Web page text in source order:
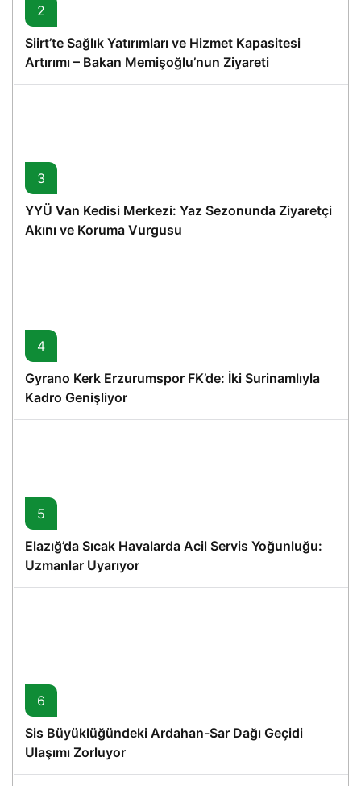
2
Siirt’te Sağlık Yatırımları ve Hizmet Kapasitesi
Artırımı – Bakan Memişoğlu’nun Ziyareti
3
YYÜ Van Kedisi Merkezi: Yaz Sezonunda Ziyaretçi
Akını ve Koruma Vurgusu
4
Gyrano Kerk Erzurumspor FK’de: İki Surinamlıyla
Kadro Genişliyor
5
Elazığ’da Sıcak Havalarda Acil Servis Yoğunluğu:
Uzmanlar Uyarıyor
6
Sis Büyüklüğündeki Ardahan-Sar Dağı Geçidi
Ulaşımı Zorluyor